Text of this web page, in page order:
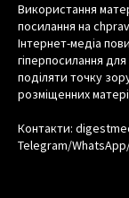
Використання
посилання на
Інтернет-медіа
гіперпосилання
поділяти точку
розміщенних
Контакти:
Telegram/